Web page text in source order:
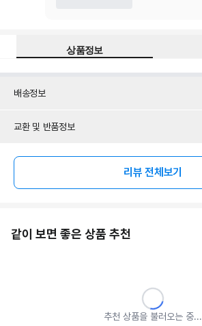
상품정보
배송정보
교환 및 반품정보
리뷰 전체보기
같이 보면 좋은 상품 추천
추천 상품을 불러오는 중...